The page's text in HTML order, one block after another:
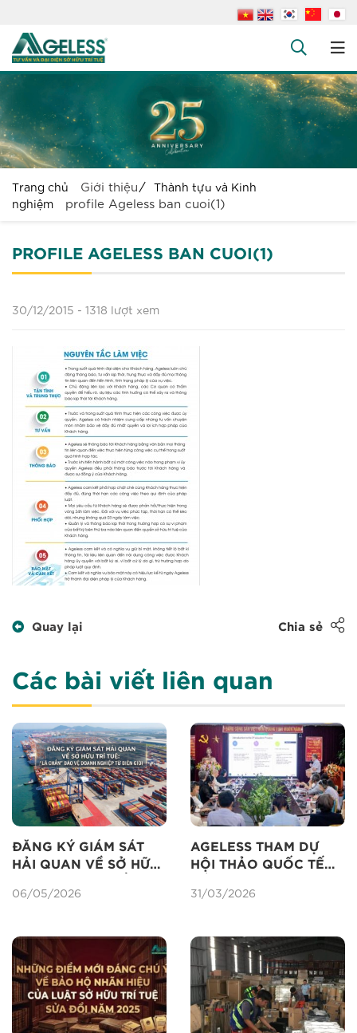
Dịch vụ
Văn bản pháp luật +
Hỏi đáp +
Tuyển dụng
Trang chủ Giới thiệu
Thành tựu và Kinh
nghiệm
profile Ageless ban cuoi(1)
PROFILE AGELESS BAN CUOI(1)
30/12/2015 - 1318 lượt xem
Quay lại Chia sẻ
Các bài viết liên quan
ĐĂNG KÝ GIÁM SÁT
HẢI QUAN VỀ SỞ HỮU
BẢO VỆ DOANH
06/05/2026
AGELESS THAM DỰ
HỘI THẢO QUỐC TẾ
TRÍ TUỆ
31/03/2026